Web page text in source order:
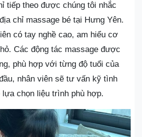
tiếp theo được chúng tôi nhắc
chỉ massage bé tại Hưng Yên.
có tay nghề cao, am hiểu cơ
Các động tác massage được
phù hợp với từng độ tuổi của
nhân viên sẽ tư vấn kỹ tình
chọn liệu trình phù hợp.